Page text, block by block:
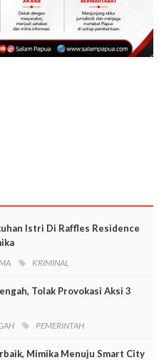
Istri Di Raffles Residence
KRIMINAL
Tolak Provokasi Aksi 3
PEMERINTAH
Mimika Menuju Smart City